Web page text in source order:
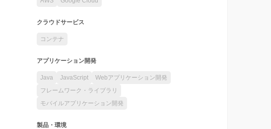
クラウドサービス
コンテナ
アプリケーション開発
Java JavaScript
Webアプリケーション開発
フレームワーク・ライブラリ
モバイルアプリケーション開発
製品・環境